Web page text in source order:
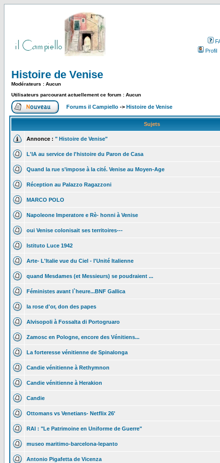
Profil
Histoire de Venise
Modérateurs : Aucun
Utilisateurs parcourant actuellement ce forum : Aucun
Forums il Campiello -> Histoire de Venise
Sujets
Annonce : " Histoire de Venise"
L'IA au service de l'histoire du Paron de Casa
Quand la rue s’impose à la cité. Venise au Moyen-Age
Réception au Palazzo Ragazzoni
MARCO POLO
Napoleone Imperatore e Rè- honni à Venise
oui Venise colonisait ses territoires---
Istituto Luce 1942
Arte- L'Italie vue du Ciel - l'Unité Italienne
quand Mesdames (et Messieurs) se poudraient ...
Féministes avant l`heure...BNF Gallica
la rose d'or, don des papes
Alvisopoli à Fossalta di Portogruaro
Zamosc en Pologne, encore des Vénitiens...
La forteresse vénitienne de Spinalonga
Candie vénitienne à Rethymnon
Candie vénitienne à Herakion
Candie
Ottomans vs Venetians- Netflix 26'
RAI : "Le Patrimoine en Uniforme de Guerre"
museo maritimo-barcelona-lepanto
Antonio Pigafetta de Vicenza